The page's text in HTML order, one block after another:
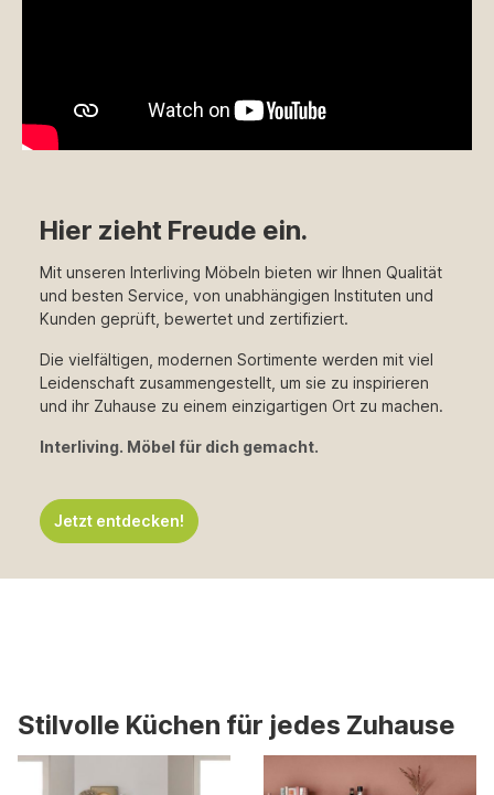
Hier zieht Freude ein.
Mit unseren Interliving Möbeln bieten wir Ihnen Qualität
und besten Service, von unabhängigen Instituten und
Kunden geprüft, bewertet und zertifiziert.
Die vielfältigen, modernen Sortimente werden mit viel
Leidenschaft zusammengestellt, um sie zu inspirieren
und ihr Zuhause zu einem einzigartigen Ort zu machen.
Interliving. Möbel für dich gemacht.
Jetzt entdecken!
Stilvolle Küchen für jedes Zuhause